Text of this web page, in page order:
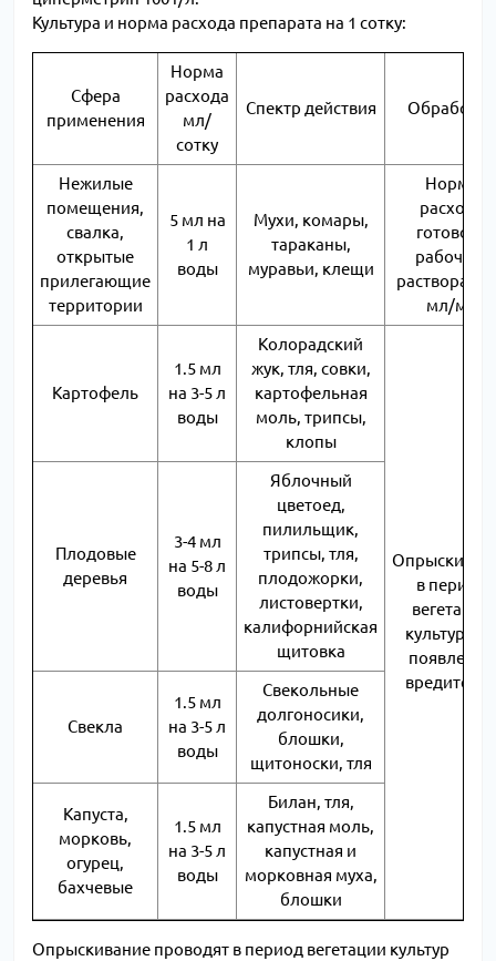
Культура и норма расхода препарата на 1 сотку:
Сфера
применения
Норма
расхода
мл/
сотку
Спектр действия Обработка
Нежилые
помещения,
свалка,
открытые
прилегающие
территории
5 мл на
1 л
воды
Мухи, комары,
тараканы,
муравьи, клещи
Норма
расхода
готового
рабочего
раствора
мл/м2
Картофель
1.5 мл
на 3-5 л
воды
Колорадский
жук, тля, совки,
картофельная
моль, трипсы,
клопы
в период
вегетации
культур
появлении
Плодовые
деревья
3-4 мл
на 5-8 л
воды
Яблочный
цветоед,
пилильщик,
трипсы, тля,
плодожорки,
листовертки,
калифорнийская
щитовка
Свекла
1.5 мл
на 3-5 л
воды
Свекольные
долгоносики,
блошки,
щитоноски, тля
Капуста,
морковь,
огурец,
бахчевые
1.5 мл
на 3-5 л
воды
Билан, тля,
капустная моль,
капустная и
морковная муха,
блошки
Опрыскивание проводят в период вегетации культур